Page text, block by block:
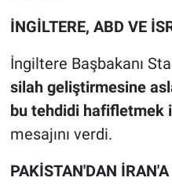
İNGİLTERE, ABD VE
İngiltere Başbakanı
silah geliştirmesine
bu tehdidi hafifletmek
mesajını verdi.
PAKİSTAN'DAN İRAN'A